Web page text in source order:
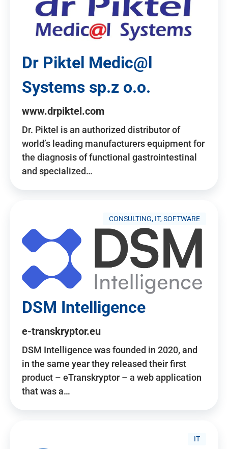
Dr Piktel Medic@l
Systems sp.z o.o.
www.drpiktel.com
Dr. Piktel is an authorized distributor of
world’s leading manufacturers equipment for
the diagnosis of functional gastrointestinal
and specialized…
CONSULTING, IT, SOFTWARE
DSM Intelligence
e-transkryptor.eu
DSM Intelligence was founded in 2020, and
in the same year they released their first
product – eTranskryptor – a web application
that was a…
IT